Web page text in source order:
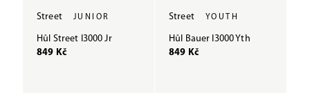
Street JUNIOR
Hůl Street I3000 Jr
849 Kč
Street YOUTH
Hůl Bauer I3000 Yth
849 Kč